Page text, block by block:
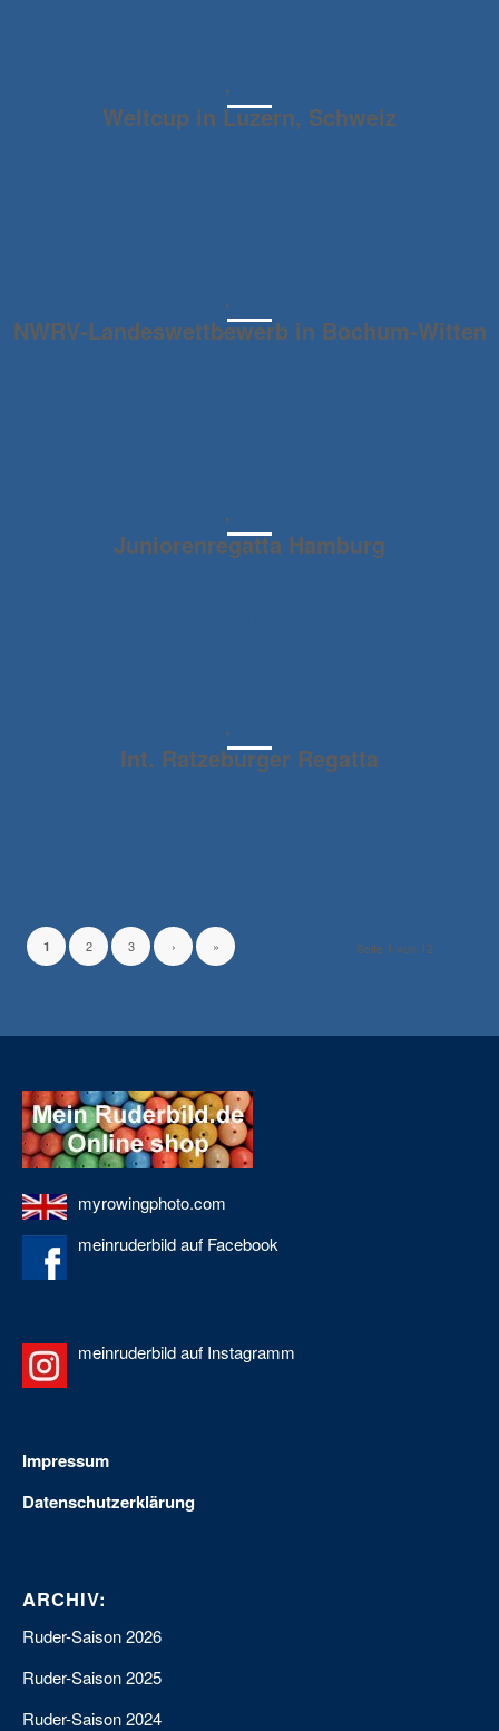
,
Weltcup in Luzern, Schweiz
,
NWRV-Landeswettbewerb in Bochum-Witten
,
Juniorenregatta Hamburg
,
Int. Ratzeburger Regatta
Seite 1 von 12
1 2 3 › »
myrowingphoto.com
meinruderbild auf Facebook
meinruderbild auf Instagramm
Impressum
Datenschutzerklärung
ARCHIV:
Ruder-Saison 2026
Ruder-Saison 2025
Ruder-Saison 2024